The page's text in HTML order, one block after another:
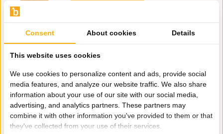
klantenservice@bazaaronline.nl
Ontvang de nieuwste aanbiedingen en promoties. We zullen
je niet spammen, beloofd.
Consent About cookies Details
This website uses cookies
We use cookies to personalize content and ads, provide social
media features, and analyze our website traffic. We also share
information about your use of our site with our social media,
advertising, and analytics partners. These partners may
combine it with other information you've provided to them or that
they've collected from your use of their services.